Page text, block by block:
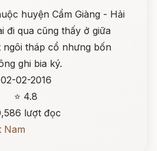
huyện Cẩm Giàng - Hải
đi qua cũng thấy ở giữa
tháp cổ nhưng bốn
ghi bia ký.
02-02-2016
⭐ 4.8
lượt đọc
Nam